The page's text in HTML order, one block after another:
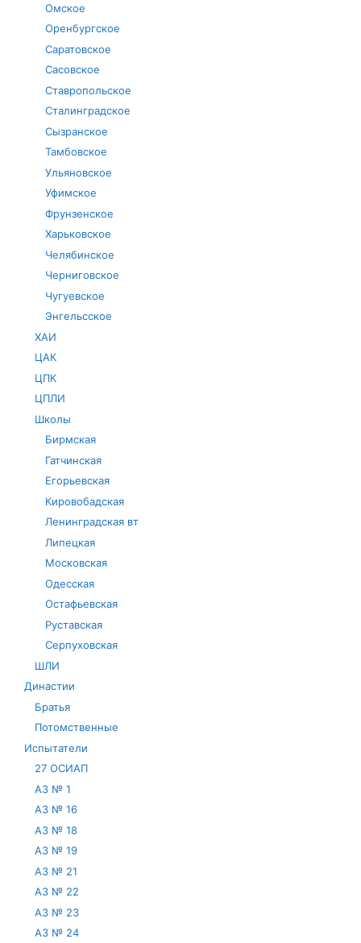
Омское
Оренбургское
Саратовское
Сасовское
Ставропольское
Сталинградское
Сызранское
Тамбовское
Ульяновское
Уфимское
Фрунзенское
Харьковское
Челябинское
Черниговское
Чугуевское
Энгельсское
ХАИ
ЦАК
ЦПК
ЦПЛИ
Школы
Бирмская
Гатчинская
Егорьевская
Кировобадская
Ленинградская вт
Липецкая
Московская
Одесская
Остафьевская
Руставская
Серпуховская
ШЛИ
Династии
Братья
Потомственные
Испытатели
27 ОСИАП
АЗ № 1
АЗ № 16
АЗ № 18
АЗ № 19
АЗ № 21
АЗ № 22
АЗ № 23
АЗ № 24